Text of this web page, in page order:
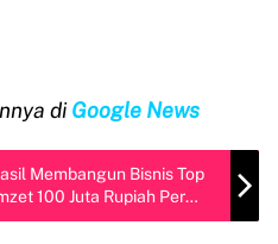
diGoogle News
Membangun Bisnis Top
100 Juta Rupiah Per